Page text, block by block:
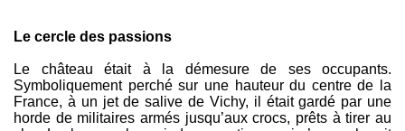
Le cercle des passions
Le château était à la démesure de ses occupants.
Symboliquement perché sur une hauteur du centre de la
France, à un jet de salive de Vichy, il était gardé par une
horde de militaires armés jusqu’aux crocs, prêts à tirer au